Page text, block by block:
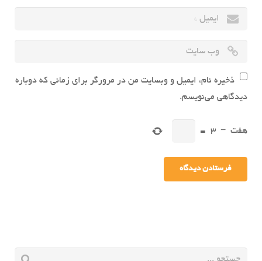
ذخیره نام، ایمیل و وبسایت من در مرورگر برای زمانی که دوباره
دیدگاهی می‌نویسم.
هفت −
3
=